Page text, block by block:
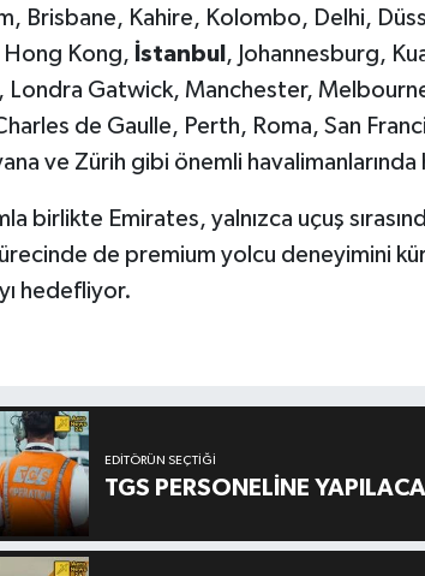
Brisbane, Kahire, Kolombo, Delhi,
Kong, İstanbul , Johannesburg,
Londra Gatwick, Manchester,
Charles de Gaulle, Perth, Roma, San
ve Zürih gibi önemli
birlikte Emirates, yalnızca uçuş
de premium yolcu deneyimini
hedefliyor.
EDITÖRÜN SEÇTIĞI
TGS PERSONELİNE